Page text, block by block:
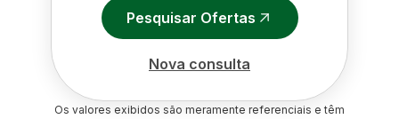
Pesquisar Ofertas
Nova consulta
Os valores exibidos são meramente referenciais e têm